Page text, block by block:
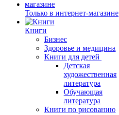
Только в интернет-магазине
Книги
Бизнес
Здоровье и медицина
Книги для детей
Детская
художественная
литература
Обучающая
литература
Книги по рисованию